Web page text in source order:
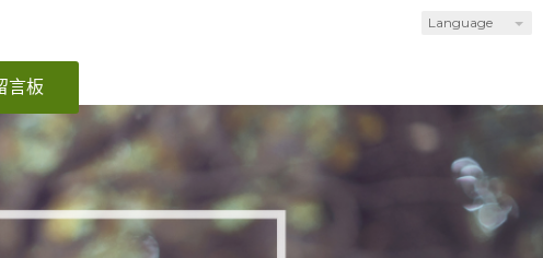
Language
言板